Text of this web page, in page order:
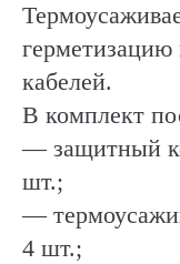
герметизацию
кабелей.
В комплект
— защитный
шт.;
—
4 шт.;